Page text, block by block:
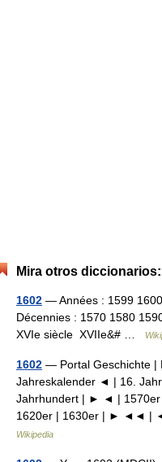
Mira otros diccionarios:
1602 — Années : 1599
Décennies : 1570 1580
XVIe siècle XVIIe&# …
1602 — Portal Geschichte |
Jahreskalender ◄ | 16.
Jahrhundert | ► ◄ | 1570er
1620er | 1630er | ► ◄◄ |
Wikipedia